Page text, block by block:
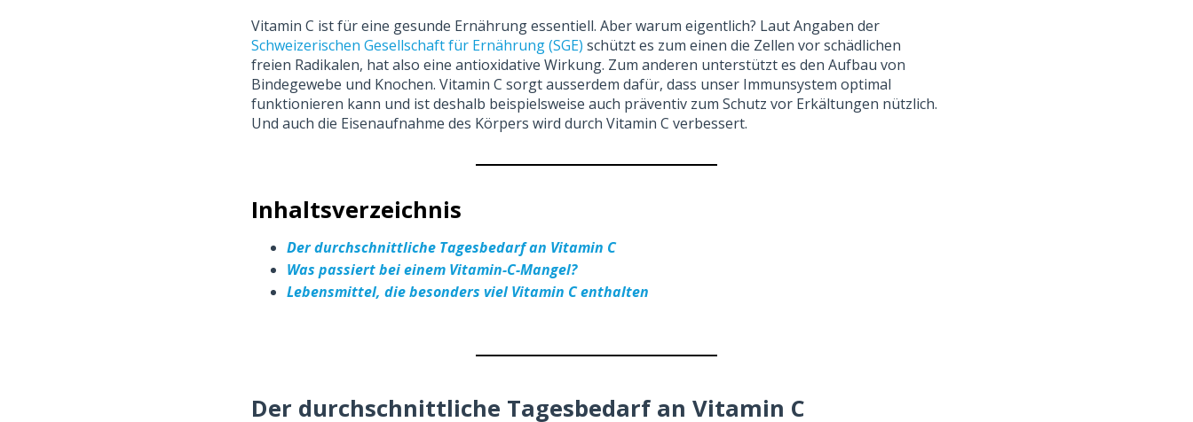
Vitamin C ist für eine gesunde Ernährung essentiell. Aber warum eigentlich? Laut Angaben der
Schweizerischen Gesellschaft für Ernährung (SGE) schützt es zum einen die Zellen vor schädlichen
freien Radikalen, hat also eine antioxidative Wirkung. Zum anderen unterstützt es den Aufbau von
Bindegewebe und Knochen. Vitamin C sorgt ausserdem dafür, dass unser Immunsystem optimal
funktionieren kann und ist deshalb beispielsweise auch präventiv zum Schutz vor Erkältungen nützlich.
Und auch die Eisenaufnahme des Körpers wird durch Vitamin C verbessert.
Inhaltsverzeichnis
Der durchschnittliche Tagesbedarf an Vitamin C
Was passiert bei einem Vitamin-C-Mangel?
Lebensmittel, die besonders viel Vitamin C enthalten
Der durchschnittliche Tagesbedarf an Vitamin C